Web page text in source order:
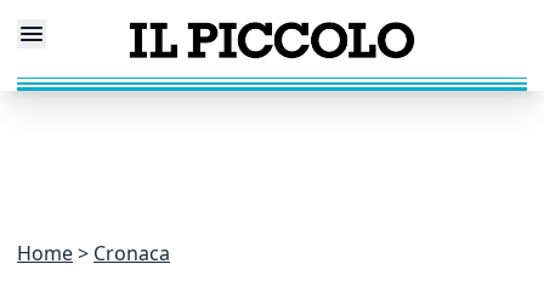
Home Cronaca